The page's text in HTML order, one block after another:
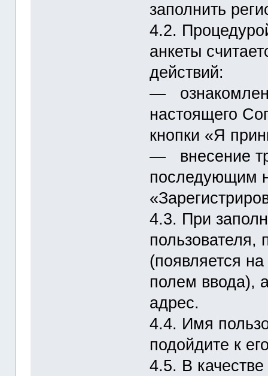
заполнить
4.2.
анкеты
действий:
―
настоящего
кнопки «Я
― внесение
последующим
4.3. При
пользователя,
(появляется
полем ввода),
адрес.
4.4. Имя
подойдите к
4.5. В